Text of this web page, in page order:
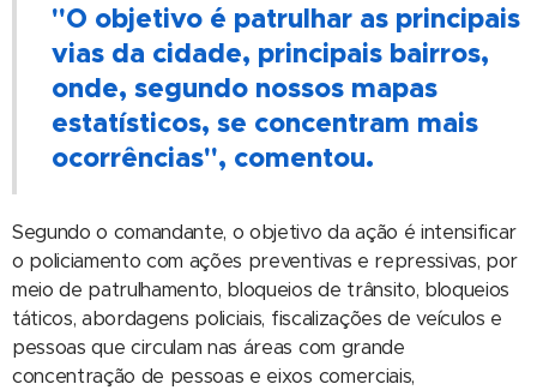
"O objetivo é patrulhar as principais
vias da cidade, principais bairros,
onde, segundo nossos mapas
estatísticos, se concentram mais
ocorrências", comentou.
Segundo o comandante, o objetivo da ação é intensificar
o policiamento com ações preventivas e repressivas, por
meio de patrulhamento, bloqueios de trânsito, bloqueios
táticos, abordagens policiais, fiscalizações de veículos e
pessoas que circulam nas áreas com grande
concentração de pessoas e eixos comerciais,